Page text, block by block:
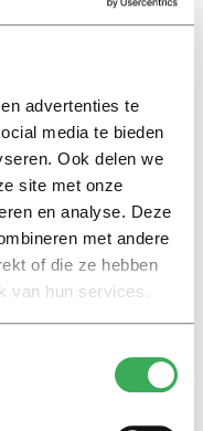
advertenties te
media te bieden
Ook delen we
site met onze
en analyse. Deze
met andere
of die ze hebben
van hun services.
over online
en desinformatie:
kom die
de Zero
paar miljoen